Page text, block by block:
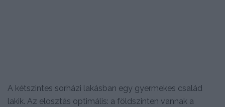
A kétszintes sorházi lakásban egy gyermekes család
lakik. Az elosztás optimális: a földszinten vannak a